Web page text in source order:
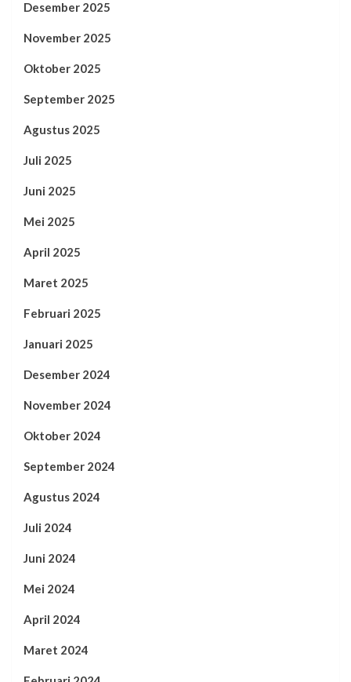
Desember 2025
November 2025
Oktober 2025
September 2025
Agustus 2025
Juli 2025
Juni 2025
Mei 2025
April 2025
Maret 2025
Februari 2025
Januari 2025
Desember 2024
November 2024
Oktober 2024
September 2024
Agustus 2024
Juli 2024
Juni 2024
Mei 2024
April 2024
Maret 2024